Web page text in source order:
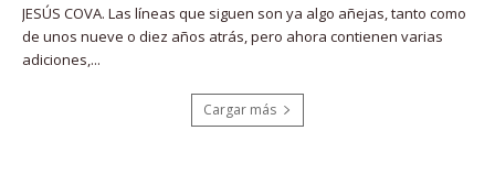
JESÚS COVA. Las líneas que siguen son ya algo añejas, tanto como
de unos nueve o diez años atrás, pero ahora contienen varias
adiciones,...
Cargar más